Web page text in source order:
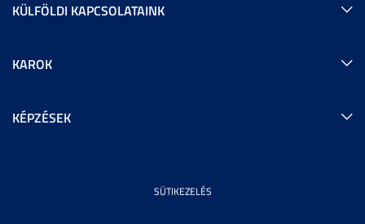
KÜLFÖLDI KAPCSOLATAINK
KAROK
KÉPZÉSEK
SÜTIKEZELÉS